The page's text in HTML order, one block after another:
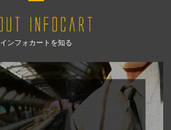
インフォカートを知る